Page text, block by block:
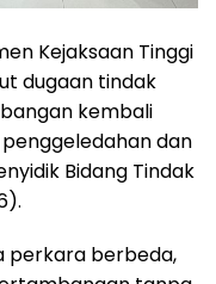
Kejaksaan Tinggi
dugaan tindak
kembali
dan
Bidang Tindak
perkara berbeda,